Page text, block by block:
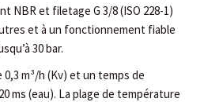
NBR et filetage G 3/8 (ISO 228-1)
et à un fonctionnement fiable
30 bar.
m³/h (Kv) et un temps de
ms (eau). La plage de température